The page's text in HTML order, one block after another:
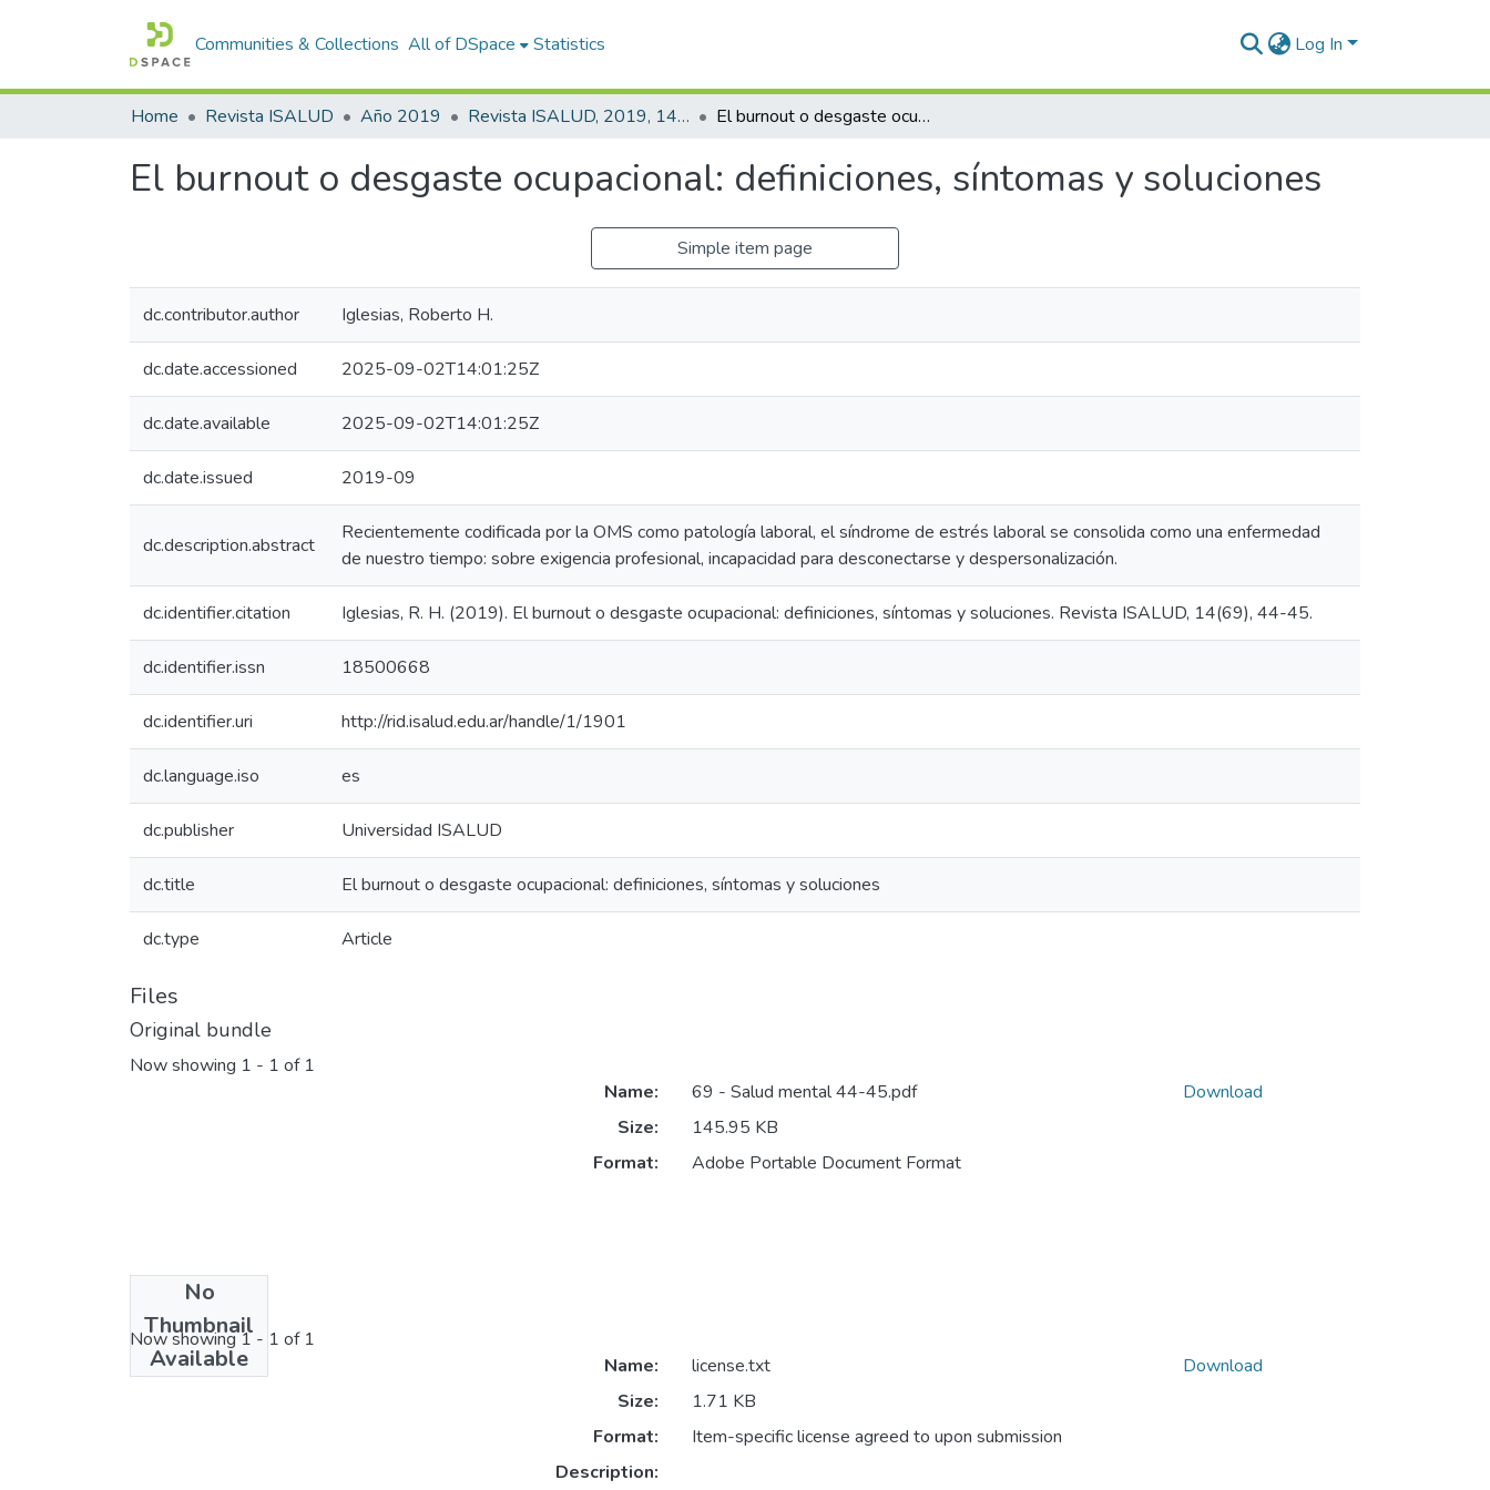
Communities & Collections All of DSpace Statistics Log In
Home Revista ISALUD Año 2019 Revista ISALUD, 2019, 14(69) El burnout o desgaste ocupacional: definiciones, síntomas y soluciones
El burnout o desgaste ocupacional: definiciones, síntomas y soluciones
Simple item page
dc.contributor.author Iglesias, Roberto H.
dc.date.accessioned 2025-09-02T14:01:25Z
dc.date.available 2025-09-02T14:01:25Z
dc.date.issued 2019-09
dc.description.abstract
Recientemente codificada por la OMS como patología laboral, el síndrome de estrés laboral se consolida como una enfermedad
de nuestro tiempo: sobre exigencia profesional, incapacidad para desconectarse y despersonalización.
dc.identifier.citation Iglesias, R. H. (2019). El burnout o desgaste ocupacional: definiciones, síntomas y soluciones. Revista ISALUD, 14(69), 44-45.
dc.identifier.issn 18500668
dc.identifier.uri http://rid.isalud.edu.ar/handle/1/1901
dc.language.iso es
dc.publisher Universidad ISALUD
dc.title El burnout o desgaste ocupacional: definiciones, síntomas y soluciones
dc.type Article
Files
Original bundle
Now showing 1 - 1 of 1
No
Thumbnail
Available
Name:
69 - Salud mental 44-45.pdf
Size:
145.95 KB
Format:
Adobe Portable Document Format
Download
License bundle
Now showing1 - 1 of 1
Name:
license.txt
Size:
1.71 KB
Format:
Item-specific license agreed to upon submission
Description:
Download